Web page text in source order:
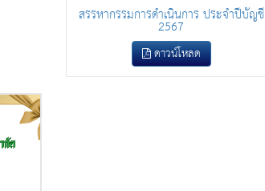
สรรหากรรมการดำเนินการ ประจำปีบัญชี
2567
ดาวน์โหลด